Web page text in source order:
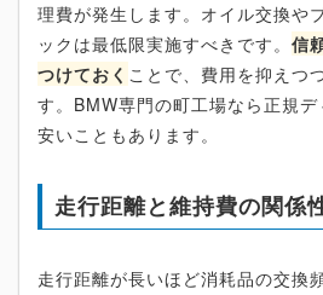
理費が発生します。オイル交換や
ックは最低限実施すべきです。 信
つけておく ことで、費用を抑えつ
す。BMW専門の町工場なら正規
安いこともあります。
走行距離と維持費の関係
走行距離が長いほど消耗品の交換